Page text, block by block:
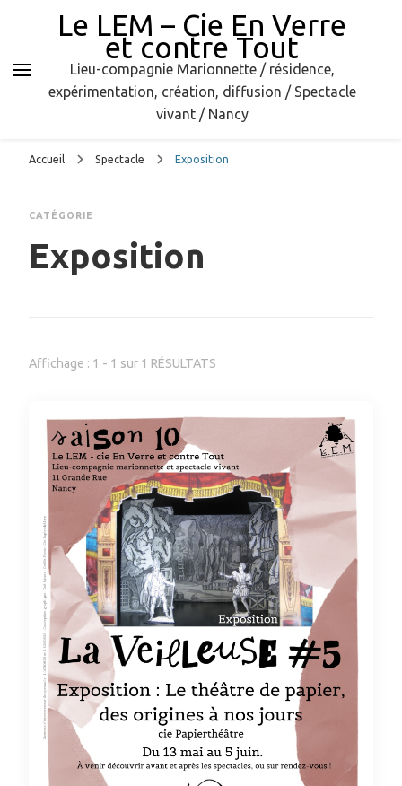
Le LEM – Cie En Verre
et contre Tout
Lieu-compagnie Marionnette / résidence,
expérimentation, création, diffusion / Spectacle
vivant / Nancy
Accueil Spectacle Exposition
CATÉGORIE
Exposition
Affichage : 1 - 1 sur 1 RÉSULTATS